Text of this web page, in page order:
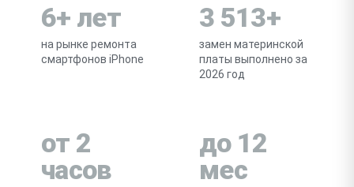
6+ лет
на рынке ремонта
смартфонов iPhone
3 513+
замен материнской
платы выполнено за
2026 год
от 2
часов
до 12
мес